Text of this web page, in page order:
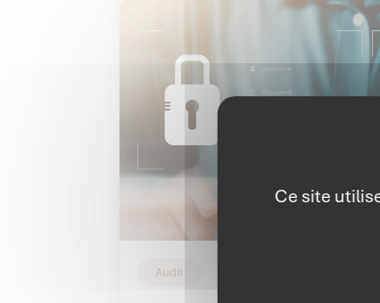
réglementaire en véritable opportunité
grâce à une formation adaptée.
Audit
Ce site